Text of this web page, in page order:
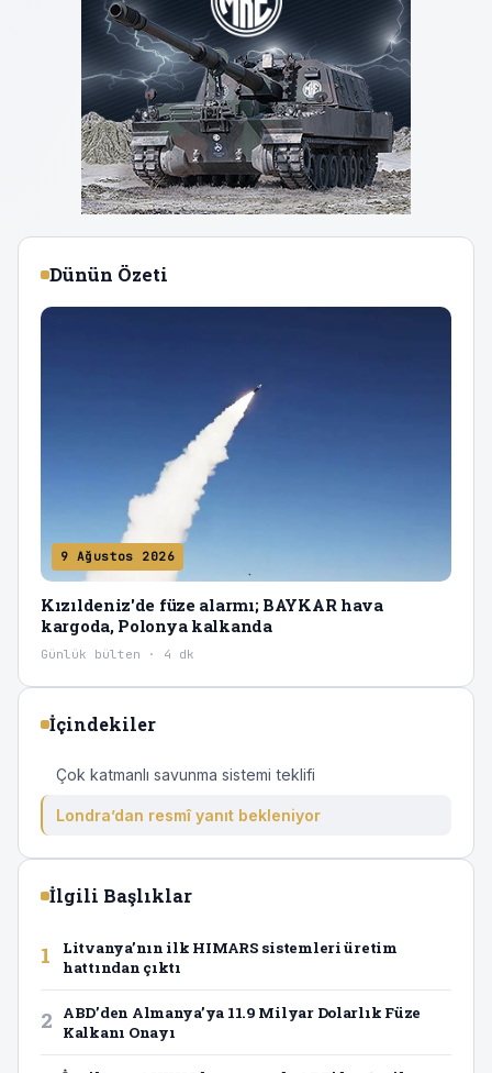
Dünün Özeti
9 Ağustos 2026
Kızıldeniz'de füze alarmı; BAYKAR hava
kargoda, Polonya kalkanda
Günlük bülten · 4 dk
İçindekiler
Çok katmanlı savunma sistemi teklifi
Londra’dan resmî yanıt bekleniyor
İlgili Başlıklar
1
Litvanya’nın ilk HIMARS sistemleri üretim
hattından çıktı
2
ABD’den Almanya’ya 11.9 Milyar Dolarlık Füze
Kalkanı Onayı